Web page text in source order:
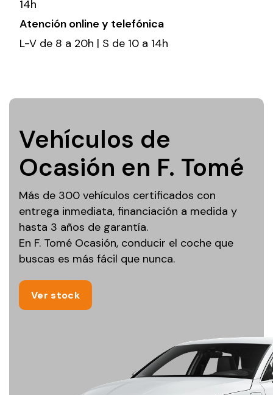
14h
Atención online y telefónica
L-V de 8 a 20h | S de 10 a 14h
Vehículos de
Ocasión en F. Tomé
Más de 300 vehículos certificados con
entrega inmediata, financiación a medida y
hasta 3 años de garantía.
En F. Tomé Ocasión, conducir el coche que
buscas es más fácil que nunca.
Ver stock